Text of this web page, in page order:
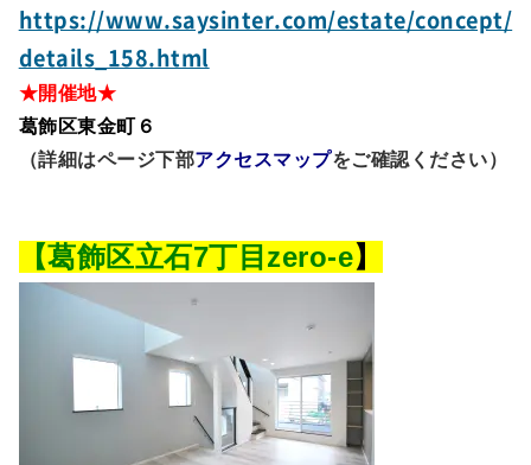
https://www.saysinter.com/estate/concept/
details_158.html
★開催地★
葛飾区東金町６
（詳細はページ下部アクセスマップをご確認ください）
【葛飾区立石7丁目zero-e】